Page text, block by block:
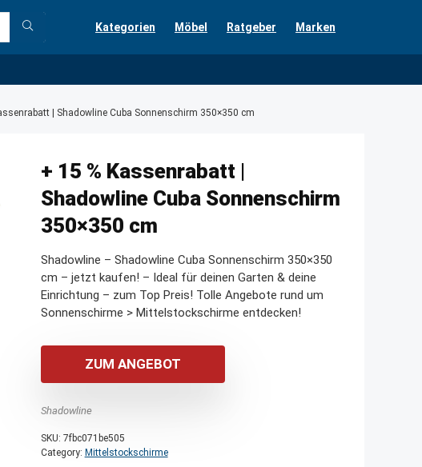
Kategorien Möbel Ratgeber Marken
| Shadowline Cuba Sonnenschirm 350×350 cm
+ 15 % Kassenrabatt |
Shadowline Cuba Sonnenschirm
350×350 cm
Shadowline – Shadowline Cuba Sonnenschirm 350×350
cm – jetzt kaufen! – Ideal für deinen Garten & deine
Einrichtung – zum Top Preis! Tolle Angebote rund um
Sonnenschirme > Mittelstockschirme entdecken!
ZUM ANGEBOT
Shadowline
SKU: 7fbc071be505
Category: Mittelstockschirme